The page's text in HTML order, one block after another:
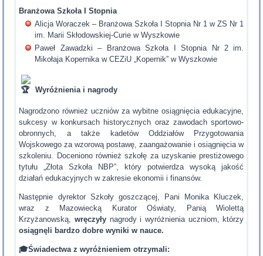
Branżowa Szkoła I Stopnia
Alicja Woraczek – Branżowa Szkoła I Stopnia Nr 1 w ZS Nr 1
im. Marii Skłodowskiej-Curie w Wyszkowie
Paweł Zawadzki – Branżowa Szkoła I Stopnia Nr 2 im.
Mikołaja Kopernika w CEZiU „Kopernik” w Wyszkowie
Wyróżnienia i nagrody
Nagrodzono również uczniów za wybitne osiągnięcia edukacyjne,
sukcesy w konkursach historycznych oraz zawodach sportowo-
obronnych, a także kadetów Oddziałów Przygotowania
Wojskowego za wzorową postawę, zaangażowanie i osiągnięcia w
szkoleniu. Doceniono również szkołę za uzyskanie prestiżowego
tytułu „Złota Szkoła NBP”, który potwierdza wysoką jakość
działań edukacyjnych w zakresie ekonomii i finansów.
Następnie dyrektor Szkoły goszczącej, Pani Monika Kluczek,
wraz z Mazowiecką Kurator Oświaty, Panią Wiolettą
Krzyżanowską,wręczyły nagrody i wyróżnienia uczniom, którzy
osiągnęli bardzo dobre wyniki w nauce.
🎓Świadectwa z wyróżnieniem otrzymali: